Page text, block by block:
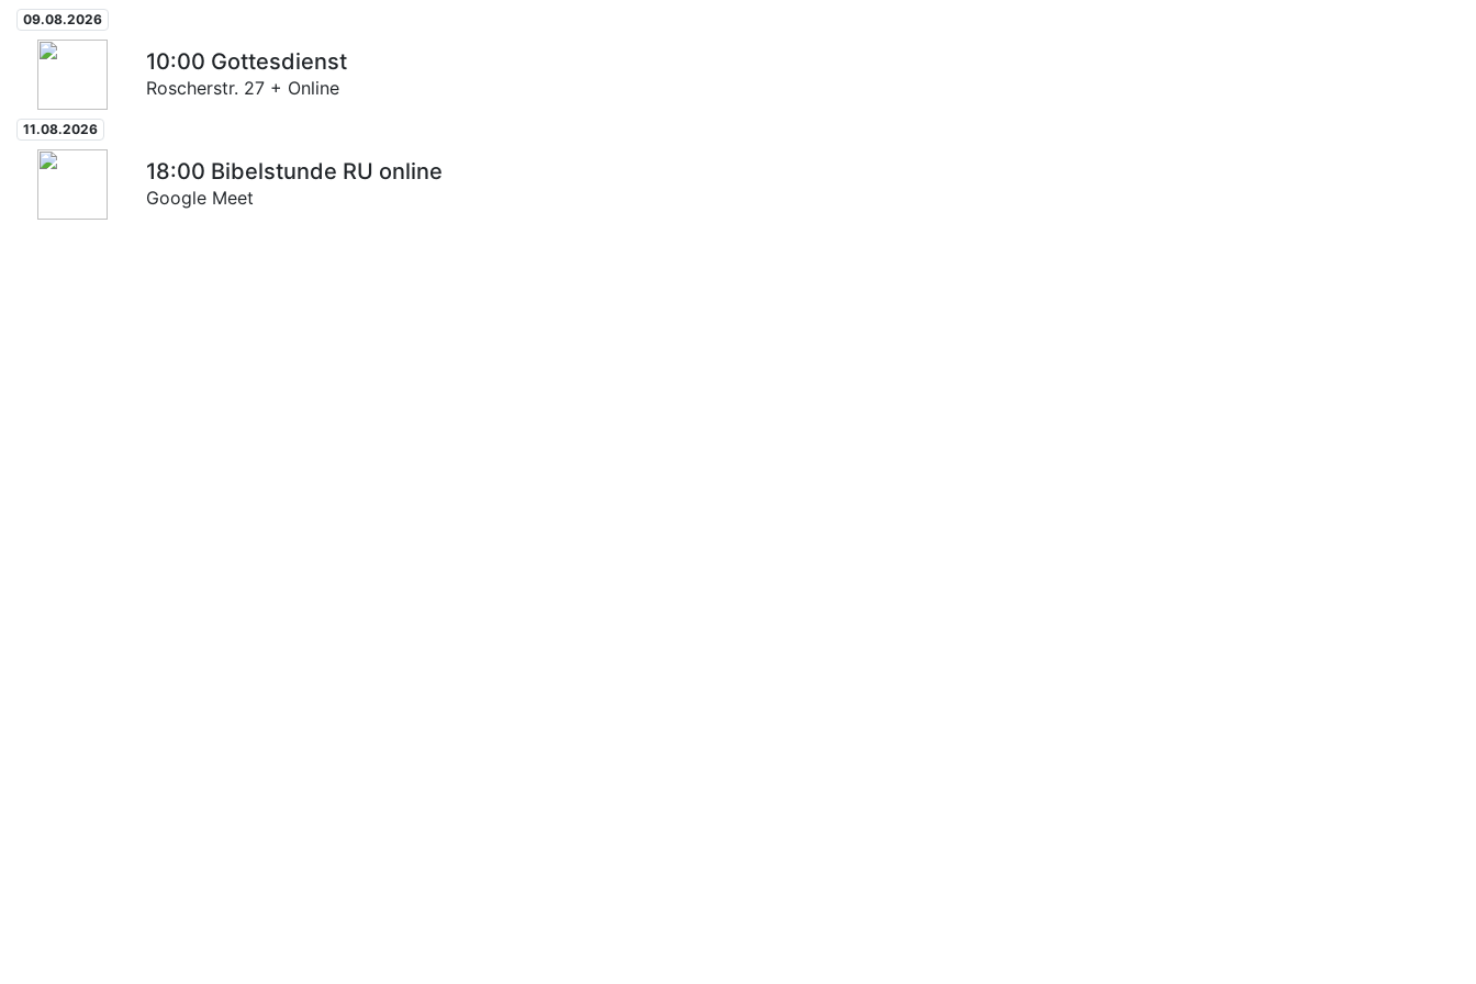
09.08.2026
10:00 Gottesdienst
Roscherstr. 27 + Online
11.08.2026
18:00 Bibelstunde RU online
Google Meet